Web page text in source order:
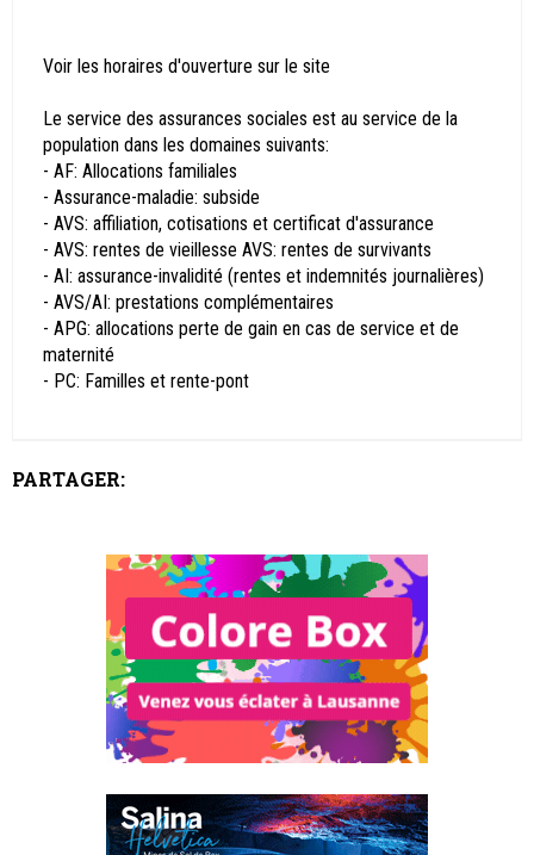
Voir les horaires d'ouverture sur le site
Le service des assurances sociales est au service de la
population dans les domaines suivants:
- AF: Allocations familiales
- Assurance-maladie: subside
- AVS: affiliation, cotisations et certificat d'assurance
- AVS: rentes de vieillesse AVS: rentes de survivants
- AI: assurance-invalidité (rentes et indemnités journalières)
- AVS/AI: prestations complémentaires
- APG: allocations perte de gain en cas de service et de
maternité
- PC: Familles et rente-pont
PARTAGER: